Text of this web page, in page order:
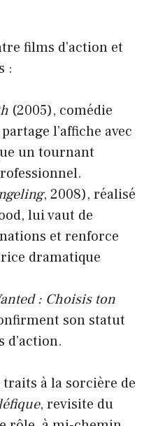
films d’action et
:
(2005), comédie
l’affiche avec
un tournant
, 2008), réalisé
lui vaut de
et renforce
dramatique
: Choisis ton
son statut
d’action.
traits à la sorcière de
, revisite du